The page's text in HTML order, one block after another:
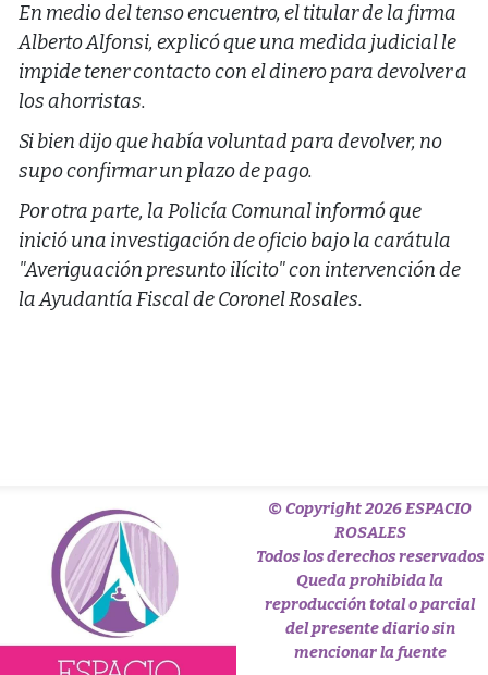
En medio del tenso encuentro, el titular de la firma
Alberto Alfonsi, explicó que una medida judicial le
impide tener contacto con el dinero para devolver a
los ahorristas.
Si bien dijo que había voluntad para devolver, no
supo confirmar un plazo de pago.
Por otra parte, la Policía Comunal informó que
inició una investigación de oficio bajo la carátula
"Averiguación presunto ilícito" con intervención de
la Ayudantía Fiscal de Coronel Rosales.
© Copyright 2026 ESPACIO
ROSALES
Todos los derechos reservados
Queda prohibida la
reproducción total o parcial
del presente diario sin
mencionar la fuente